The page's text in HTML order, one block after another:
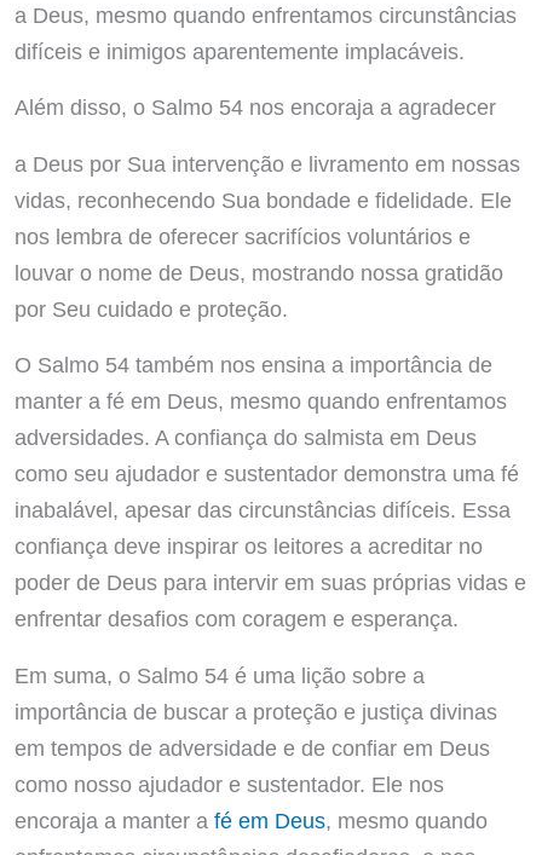
a Deus, mesmo quando enfrentamos circunstâncias
difíceis e inimigos aparentemente implacáveis.
Além disso, o Salmo 54 nos encoraja a agradecer
a Deus por Sua intervenção e livramento em nossas
vidas, reconhecendo Sua bondade e fidelidade. Ele
nos lembra de oferecer sacrifícios voluntários e
louvar o nome de Deus, mostrando nossa gratidão
por Seu cuidado e proteção.
O Salmo 54 também nos ensina a importância de
manter a fé em Deus, mesmo quando enfrentamos
adversidades. A confiança do salmista em Deus
como seu ajudador e sustentador demonstra uma fé
inabalável, apesar das circunstâncias difíceis. Essa
confiança deve inspirar os leitores a acreditar no
poder de Deus para intervir em suas próprias vidas e
enfrentar desafios com coragem e esperança.
Em suma, o Salmo 54 é uma lição sobre a
importância de buscar a proteção e justiça divinas
em tempos de adversidade e de confiar em Deus
como nosso ajudador e sustentador. Ele nos
encoraja a manter a fé em Deus, mesmo quando